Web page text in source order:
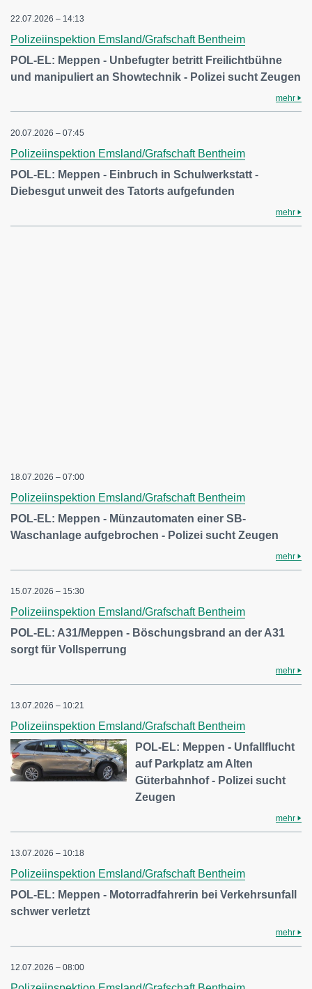
22.07.2026 – 14:13
Polizeiinspektion Emsland/Grafschaft Bentheim
POL-EL: Meppen - Unbefugter betritt Freilichtbühne
und manipuliert an Showtechnik - Polizei sucht Zeugen
mehr
20.07.2026 – 07:45
Polizeiinspektion Emsland/Grafschaft Bentheim
POL-EL: Meppen - Einbruch in Schulwerkstatt -
Diebesgut unweit des Tatorts aufgefunden
mehr
18.07.2026 – 07:00
Polizeiinspektion Emsland/Grafschaft Bentheim
POL-EL: Meppen - Münzautomaten einer SB-
Waschanlage aufgebrochen - Polizei sucht Zeugen
mehr
15.07.2026 – 15:30
Polizeiinspektion Emsland/Grafschaft Bentheim
POL-EL: A31/Meppen - Böschungsbrand an der A31
sorgt für Vollsperrung
mehr
13.07.2026 – 10:21
Polizeiinspektion Emsland/Grafschaft Bentheim
POL-EL: Meppen - Unfallflucht
auf Parkplatz am Alten
Güterbahnhof - Polizei sucht
Zeugen
mehr
13.07.2026 – 10:18
Polizeiinspektion Emsland/Grafschaft Bentheim
POL-EL: Meppen - Motorradfahrerin bei Verkehrsunfall
schwer verletzt
mehr
12.07.2026 – 08:00